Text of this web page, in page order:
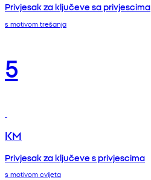
Privjesak za ključeve sa privjescima
s motivom trešanja
5
KM
Privjesak za ključeve s privjescima
s motivom cvijeta